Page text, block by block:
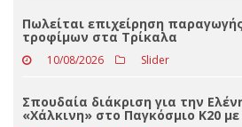
Οι πολιτιστικοί σύλλογοι δεν
πανηγυριών
10/08/2026 Τοπικά - Θεσσαλικά
Πωλείται επιχείρηση
τροφίμων στα Τρίκαλα